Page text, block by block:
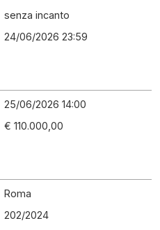
senza incanto
24/06/2026 23:59
25/06/2026 14:00
€ 110.000,00
Roma
202/2024